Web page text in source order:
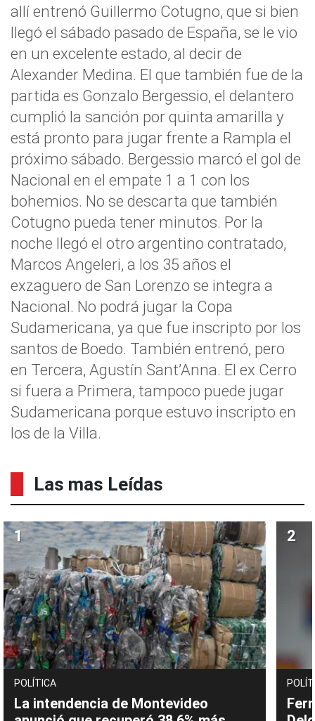
allí entrenó Guillermo Cotugno, que si bien
llegó el sábado pasado de España, se le vio
en un excelente estado, al decir de
Alexander Medina. El que también fue de la
partida es Gonzalo Bergessio, el delantero
cumplió la sanción por quinta amarilla y
está pronto para jugar frente a Rampla el
próximo sábado. Bergessio marcó el gol de
Nacional en el empate 1 a 1 con los
bohemios. No se descarta que también
Cotugno pueda tener minutos. Por la
noche llegó el otro argentino contratado,
Marcos Angeleri, a los 35 años el
exzaguero de San Lorenzo se integra a
Nacional. No podrá jugar la Copa
Sudamericana, ya que fue inscripto por los
santos de Boedo. También entrenó, pero
en Tercera, Agustín Sant’Anna. El ex Cerro
si fuera a Primera, tampoco puede jugar
Sudamericana porque estuvo inscripto en
los de la Villa.
Las mas Leídas
POLÍTICA
La intendencia de Montevideo